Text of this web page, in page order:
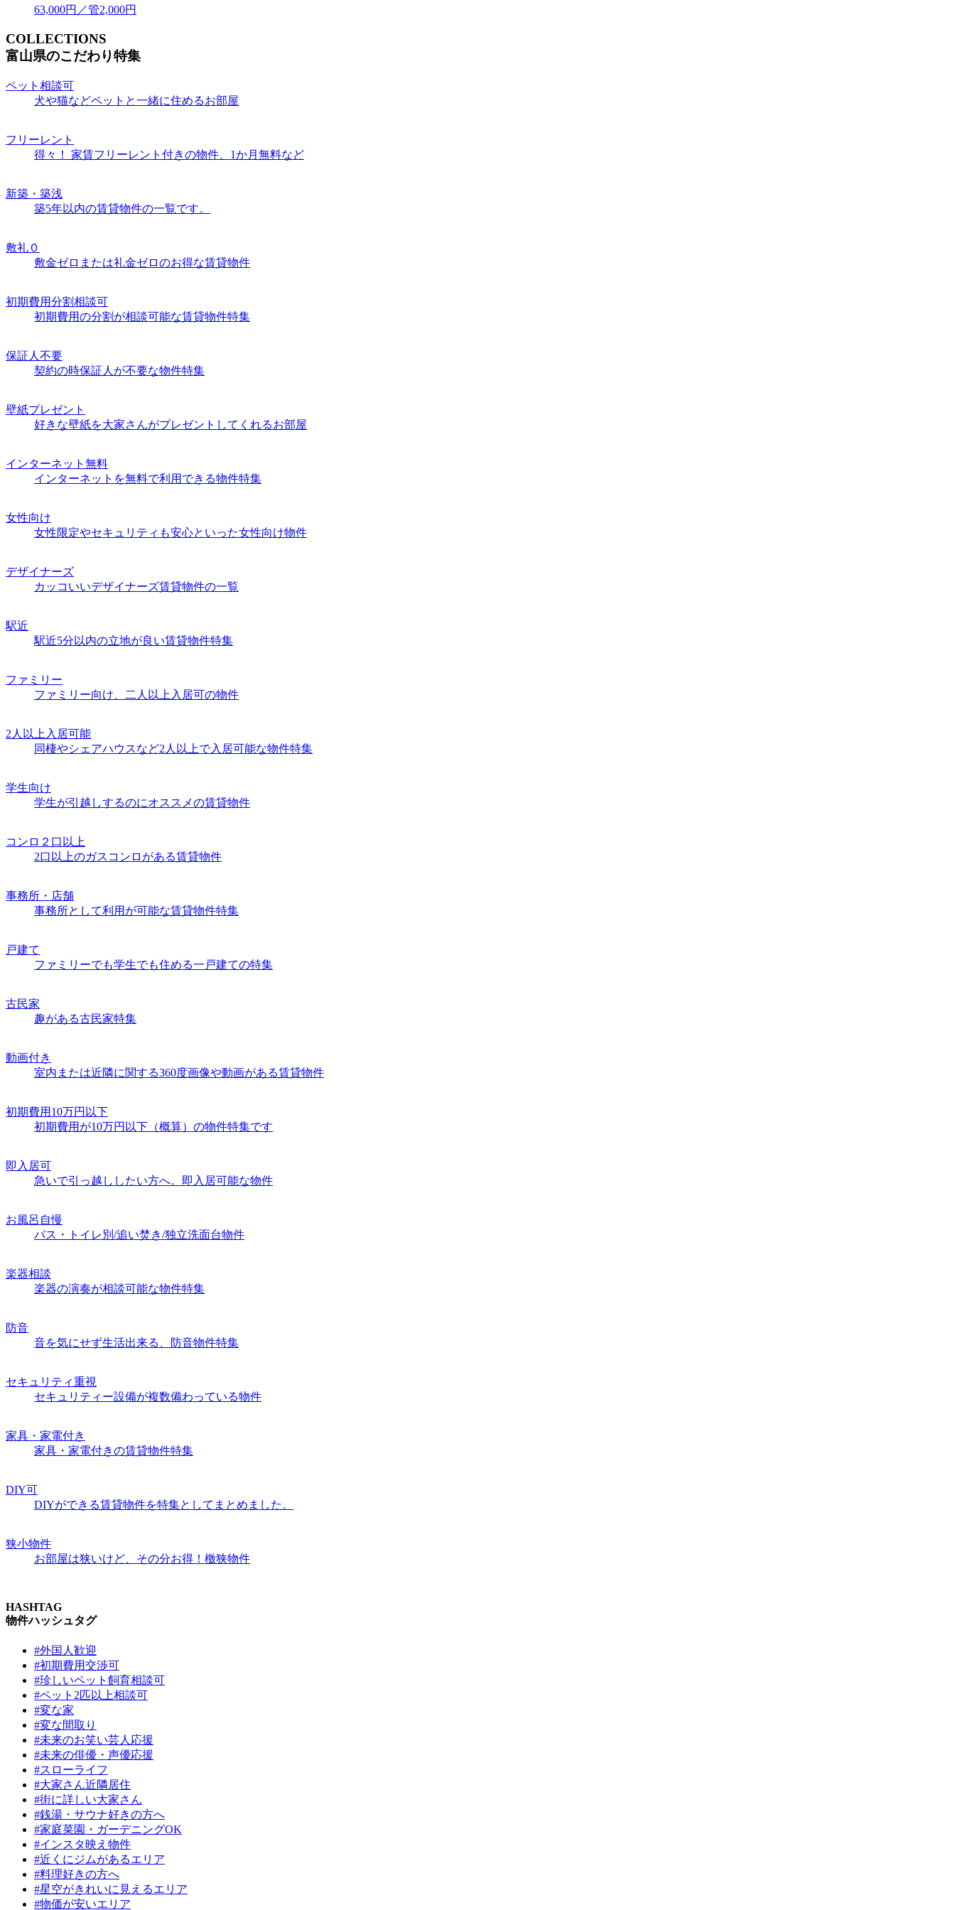
63,000円／管2,000円
COLLECTIONS
富山県のこだわり特集
ペット相談可
犬や猫などペットと一緒に住めるお部屋
フリーレント
得々！ 家賃フリーレント付きの物件、1か月無料など
新築・築浅
築5年以内の賃貸物件の一覧です。
敷礼０
敷金ゼロまたは礼金ゼロのお得な賃貸物件
初期費用分割相談可
初期費用の分割が相談可能な賃貸物件特集
保証人不要
契約の時保証人が不要な物件特集
壁紙プレゼント
好きな壁紙を大家さんがプレゼントしてくれるお部屋
インターネット無料
インターネットを無料で利用できる物件特集
女性向け
女性限定やセキュリティも安心といった女性向け物件
デザイナーズ
カッコいいデザイナーズ賃貸物件の一覧
駅近
駅近5分以内の立地が良い賃貸物件特集
ファミリー
ファミリー向け、二人以上入居可の物件
2人以上入居可能
同棲やシェアハウスなど2人以上で入居可能な物件特集
学生向け
学生が引越しするのにオススメの賃貸物件
コンロ２口以上
2口以上のガスコンロがある賃貸物件
事務所・店舗
事務所として利用が可能な賃貸物件特集
戸建て
ファミリーでも学生でも住める一戸建ての特集
古民家
趣がある古民家特集
動画付き
室内または近隣に関する360度画像や動画がある賃貸物件
初期費用10万円以下
初期費用が10万円以下（概算）の物件特集です
即入居可
急いで引っ越ししたい方へ。即入居可能な物件
お風呂自慢
バス・トイレ別/追い焚き/独立洗面台物件
楽器相談
楽器の演奏が相談可能な物件特集
防音
音を気にせず生活出来る、防音物件特集
セキュリティ重視
セキュリティー設備が複数備わっている物件
家具・家電付き
家具・家電付きの賃貸物件特集
DIY可
DIYができる賃貸物件を特集としてまとめました。
狭小物件
お部屋は狭いけど、その分お得！檄狭物件
HASHTAG
物件ハッシュタグ
#外国人歓迎
#初期費用交渉可
#珍しいペット飼育相談可
#ペット2匹以上相談可
#変な家
#変な間取り
#未来のお笑い芸人応援
#未来の俳優・声優応援
#スローライフ
#大家さん近隣居住
#街に詳しい大家さん
#銭湯・サウナ好きの方へ
#家庭菜園・ガーデニングOK
#インスタ映え物件
#近くにジムがあるエリア
#料理好きの方へ
#星空がきれいに見えるエリア
#物価が安いエリア